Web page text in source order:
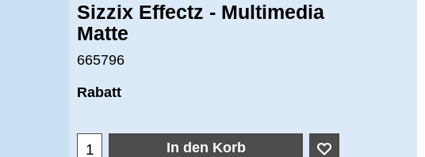
Sizzix Effectz - Multimedia
Matte
665796
Rabatt
In den Korb